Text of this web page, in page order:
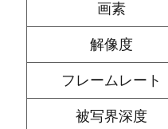
画素
解像度
フレームレート
被写界深度